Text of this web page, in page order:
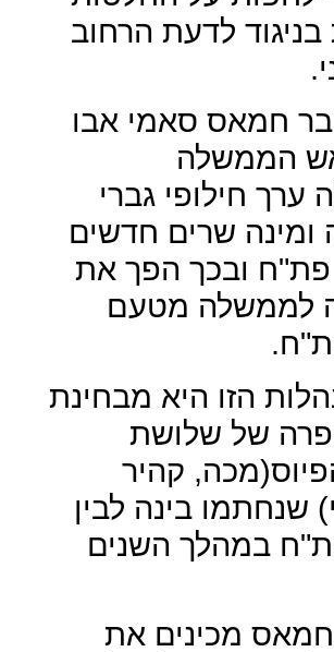
בניגוד לדעת הרחוב
חמאס סאמי אבו
הממשלה
ערך חילופי גברי
שרים חדשים
ובכך הפך את
לממשלה מטעם
הזו היא מבחינת
של שלושת
קהיר
שנחתמו בינה לבין
במהלך השנים
מכינים את